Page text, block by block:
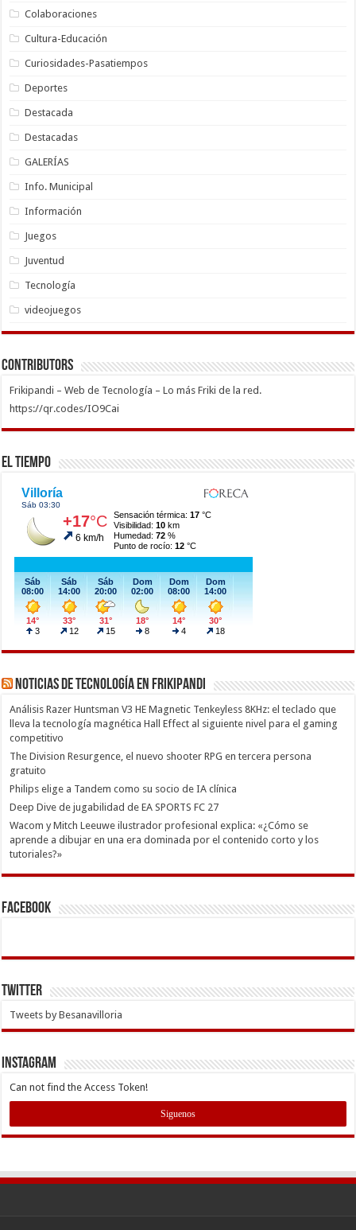
Colaboraciones
Cultura-Educación
Curiosidades-Pasatiempos
Deportes
Destacada
Destacadas
GALERÍAS
Info. Municipal
Información
Juegos
Juventud
Tecnología
videojuegos
Contributors
Frikipandi – Web de Tecnología – Lo más Friki de la red.
https://qr.codes/IO9Cai
El Tiempo
Noticias de Tecnología en Frikipandi
Análisis Razer Huntsman V3 HE Magnetic Tenkeyless 8KHz: el teclado que
lleva la tecnología magnética Hall Effect al siguiente nivel para el gaming
competitivo
The Division Resurgence, el nuevo shooter RPG en tercera persona
gratuito
Philips elige a Tandem como su socio de IA clínica
Deep Dive de jugabilidad de EA SPORTS FC 27
Wacom y Mitch Leeuwe ilustrador profesional explica: «¿Cómo se
aprende a dibujar en una era dominada por el contenido corto y los
tutoriales?»
Facebook
Twitter
Tweets by Besanavilloria
INSTAGRAM
Can not find the Access Token!
Siguenos